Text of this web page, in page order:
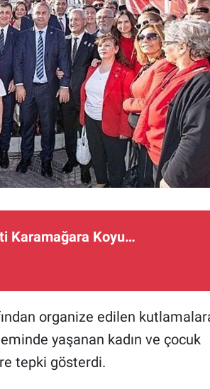
Karamağara Koyu…
organize edilen
yaşanan kadın ve çocuk
tepki gösterdi.